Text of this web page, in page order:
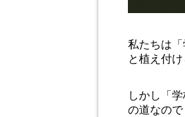
私たちは
と植え付
しかし「
の道なので